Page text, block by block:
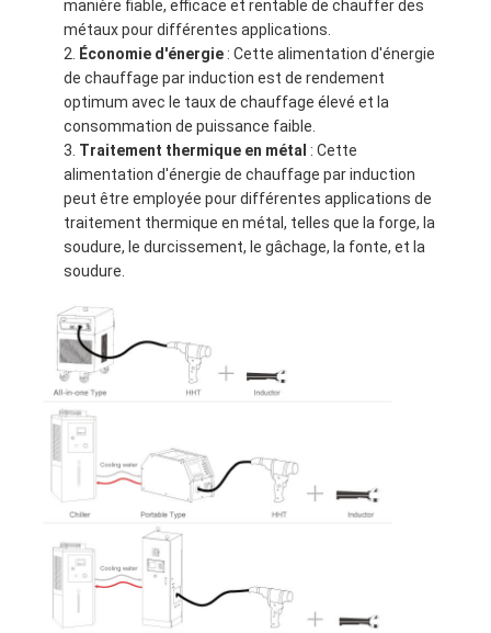
manière fiable, efficace et rentable de chauffer des
métaux pour différentes applications.
Économie d'énergie: Cette alimentation d'énergie
de chauffage par induction est de rendement
optimum avec le taux de chauffage élevé et la
consommation de puissance faible.
Traitement thermique en métal : Cette
alimentation d'énergie de chauffage par induction
peut être employée pour différentes applications de
traitement thermique en métal, telles que la forge, la
soudure, le durcissement, le gâchage, la fonte, et la
soudure.